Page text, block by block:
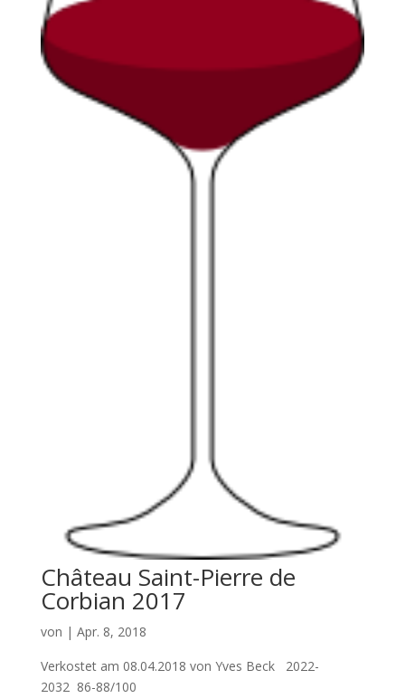
Château Saint-Pierre de
Corbian 2017
von | Apr. 8, 2018
Verkostet am 08.04.2018 von Yves Beck 2022-
2032 86-88/100